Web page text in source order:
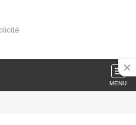
MENU